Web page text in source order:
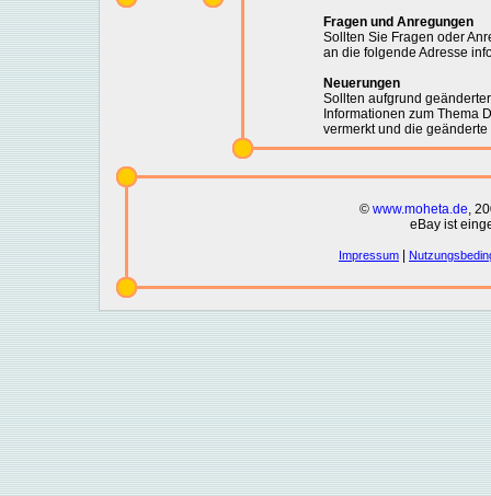
Fragen und Anregungen
Sollten Sie Fragen oder
an die folgende Adresse
Neuerungen
Sollten aufgrund
Informationen zum Thema
vermerkt und die
© www.moheta.de,
eBay ist
Impressum